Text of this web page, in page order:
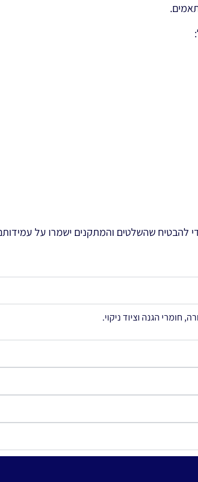
להבטיח שהשלטים והמתקנים ישמרו על
חומרי הגנה וציוד ניקוי.